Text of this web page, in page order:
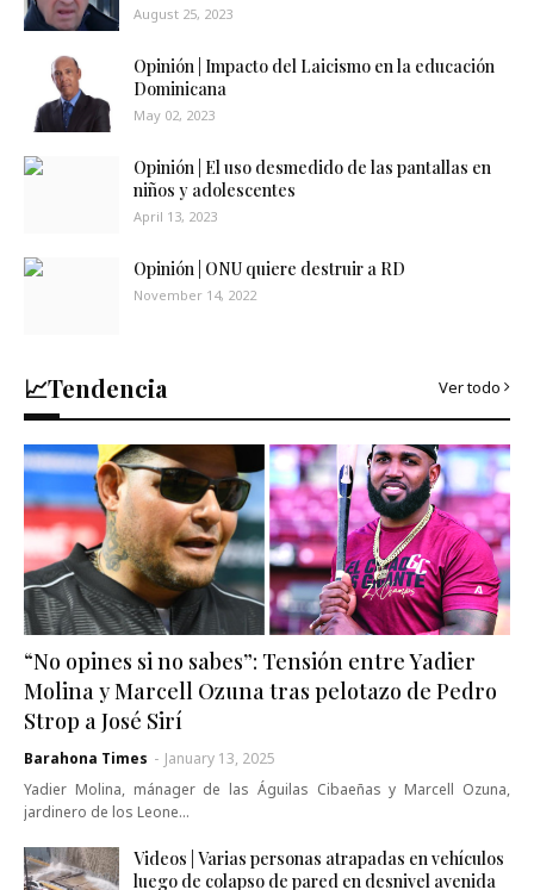
August 25, 2023
Opinión | Impacto del Laicismo en la educación
Dominicana
May 02, 2023
Opinión | El uso desmedido de las pantallas en
niños y adolescentes
April 13, 2023
Opinión | ONU quiere destruir a RD
November 14, 2022
📈Tendencia Ver todo
“No opines si no sabes”: Tensión entre Yadier
Molina y Marcell Ozuna tras pelotazo de Pedro
Strop a José Sirí
Barahona Times - January 13, 2025
Yadier Molina, mánager de las Águilas Cibaeñas y Marcell Ozuna,
jardinero de los Leone…
Videos | Varias personas atrapadas en vehículos
luego de colapso de pared en desnivel avenida